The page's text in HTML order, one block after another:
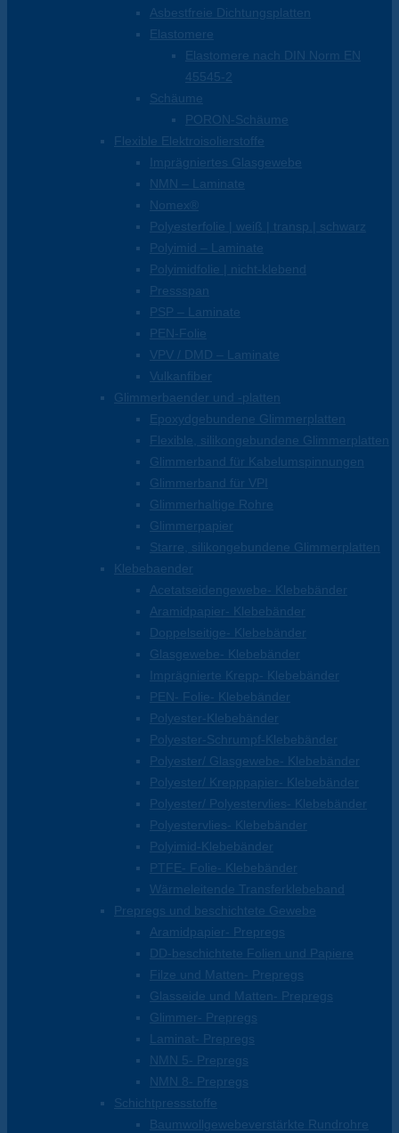
Asbestfreie Dichtungsplatten
Elastomere
Elastomere nach DIN Norm EN
45545-2
Schäume
PORON-Schäume
Flexible Elektroisolierstoffe
Imprägniertes Glasgewebe
NMN – Laminate
Nomex®
Polyesterfolie | weiß | transp.| schwarz
Polyimid – Laminate
Polyimidfolie | nicht-klebend
Pressspan
PSP – Laminate
PEN-Folie
VPV / DMD – Laminate
Vulkanfiber
Glimmerbaender und -platten
Epoxydgebundene Glimmerplatten
Flexible, silikongebundene Glimmerplatten
Glimmerband für Kabelumspinnungen
Glimmerband für VPI
Glimmerhaltige Rohre
Glimmerpapier
Starre, silikongebundene Glimmerplatten
Klebebaender
Acetatseidengewebe- Klebebänder
Aramidpapier- Klebebänder
Doppelseitige- Klebebänder
Glasgewebe- Klebebänder
Imprägnierte Krepp- Klebebänder
PEN- Folie- Klebebänder
Polyester-Klebebänder
Polyester-Schrumpf-Klebebänder
Polyester/ Glasgewebe- Klebebänder
Polyester/ Krepppapier- Klebebänder
Polyester/ Polyestervlies- Klebebänder
Polyestervlies- Klebebänder
Polyimid-Klebebänder
PTFE- Folie- Klebebänder
Wärmeleitende Transferklebeband
Prepregs und beschichtete Gewebe
Aramidpapier- Prepregs
DD-beschichtete Folien und Papiere
Filze und Matten- Prepregs
Glasseide und Matten- Prepregs
Glimmer- Prepregs
Laminat- Prepregs
NMN 5- Prepregs
NMN 8- Prepregs
Schichtpressstoffe
Baumwollgewebeverstärkte Rundrohre